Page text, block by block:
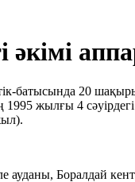
әкімі
батысында 20
1995 жылғы 4
ауданы, Боралдай